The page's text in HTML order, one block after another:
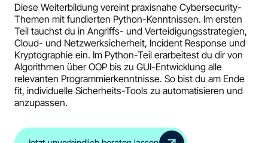
Diese Weiterbildung vereint praxisnahe Cybersecurity-
Themen mit fundierten Python-Kenntnissen. Im ersten
Teil tauchst du in Angriffs- und Verteidigungsstrategien,
Cloud- und Netzwerksicherheit, Incident Response und
Kryptographie ein. Im Python-Teil erarbeitest du dir von
Algorithmen über OOP bis zu GUI-Entwicklung alle
relevanten Programmierkenntnisse. So bist du am Ende
fit, individuelle Sicherheits-Tools zu automatisieren und
anzupassen.